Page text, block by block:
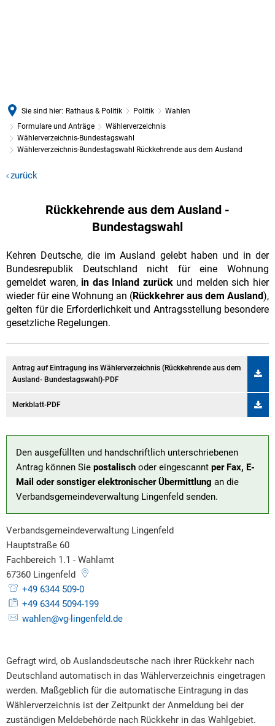
Sie sind hier: Rathaus & Politik Politik
Wahlen
Formulare und Anträge
Wählerverzeichnis
Wählerverzeichnis-Bundestagswahl
Wählerverzeichnis-Bundestagswahl Rückkehrende aus dem Ausland
Wählerverzeichnis-
Bundestagswahl
Rückkehrende
dem
Ausland
zurück
Rückkehrende aus dem Ausland -
Bundestagswahl
Kehren Deutsche, die im Ausland gelebt haben und in der
Bundesrepublik Deutschland nicht für eine Wohnung
gemeldet waren, in das Inland zurückund melden sich hier
wieder für eine Wohnung an (Rückkehrer aus dem Ausland),
gelten für die Erforderlichkeit und Antragsstellung besondere
gesetzliche Regelungen.
Antrag auf Eintragung ins Wählerverzeichnis (Rückkehrende aus dem
Ausland- Bundestagswahl)-PDF
Merkblatt-PDF
Den ausgefüllten und handschriftlich unterschriebenen
Antrag können Sie postalisch oder eingescannt per Fax, E-
Mail oder sonstiger elektronischer Übermittlung an die
Verbandsgemeindeverwaltung Lingenfeld senden.
Verbandsgemeindeverwaltung Lingenfeld
Hauptstraße 60
Fachbereich 1.1 - Wahlamt
67360 Lingenfeld
+49 6344 509-0
+49 6344 5094-199
wahlen@vg-lingenfeld.de
Gefragt wird, ob Auslandsdeutsche nach ihrer Rückkehr nach
Deutschland automatisch in das Wählerverzeichnis eingetragen
werden. Maßgeblich für die automatische Eintragung in das
Wählerverzeichnis ist der Zeitpunkt der Anmeldung bei der
zuständigen Meldebehörde nach Rückkehr in das Wahlgebiet.